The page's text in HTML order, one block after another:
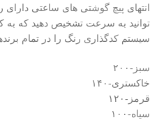
انتهای پیچ گوشتی های ساعتی
توانید به سرعت تشخیص دهید که به
سیستم کدگذاری رنگ را در تمام
سبز-۲۰۰
خاکستری-۱۴۰
قرمز-۱۲۰
سیاه-۱۰۰